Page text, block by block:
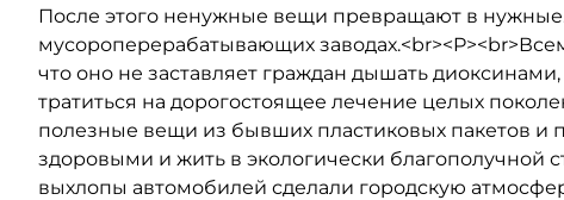
После этого ненужные вещи превращают в нужные.
мусороперерабатывающих
что оно не заставляет граждан дышать
тратиться на дорогостоящее лечение целых
полезные вещи из бывших пластиковых пакетов и
здоровыми и жить в экологически благополучной
выхлопы автомобилей сделали городскую